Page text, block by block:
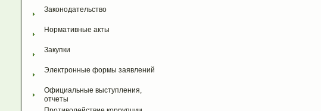
Законодательство
Нормативные акты
Закупки
Электронные формы заявлений
Официальные выступления,
отчеты